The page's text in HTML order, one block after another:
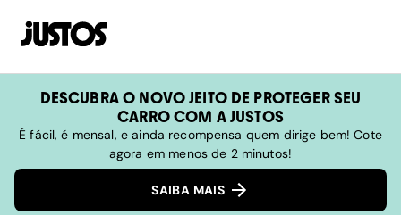
DESCUBRA O NOVO JEITO DE PROTEGER SEU
CARRO COM A JUSTOS
É fácil, é mensal, e ainda recompensa quem dirige bem! Cote
agora em menos de 2 minutos!
SAIBA MAIS